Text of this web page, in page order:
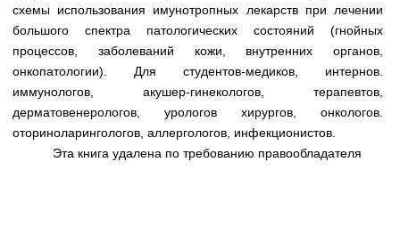
Медицинская стандартизация
Нормативы экстренной и неотложной помощи
исследований
Обратная связь
Добавить материал
схемы использования имунотропных лекарств при лечении
большого спектра патологических состояний (гнойных
процессов, заболеваний кожи, внутренних органов,
онкопатологии). Для студентов-медиков, интернов.
иммунологов, акушер-гинекологов, терапевтов,
дерматовенерологов, урологов хирургов, онкологов.
оториноларингологов, аллергологов, инфекционистов.
Эта книга удалена по требованию правообладателя